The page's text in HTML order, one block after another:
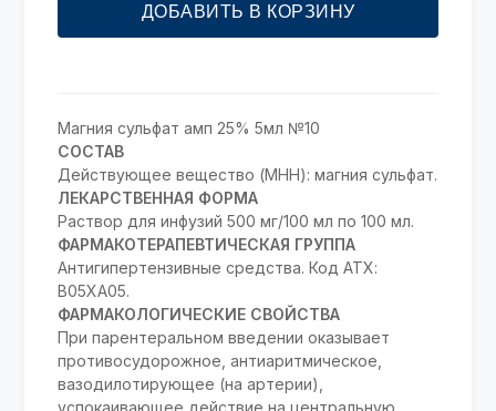
ДОБАВИТЬ В КОРЗИНУ
Магния сульфат амп 25% 5мл №10
СОСТАВ
Действующее вещество (МНН): магния сульфат.
ЛЕКАРСТВЕННАЯ ФОРМА
Раствор для инфузий 500 мг/100 мл по 100 мл.
ФАРМАКОТЕРАПЕВТИЧЕСКАЯ ГРУППА
Антигипертензивные средства. Код АТХ:
В05ХА05.
ФАРМАКОЛОГИЧЕСКИЕ СВОЙСТВА
При парентеральном введении оказывает
противосудорожное, антиаритмическое,
вазодилотирующее (на артерии),
успокаивающее действие на центральную